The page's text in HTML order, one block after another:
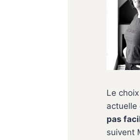
Le
actuelle
pas
suivent